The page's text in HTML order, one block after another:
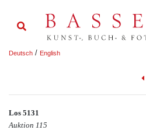
Deutsch / English
Los 5131
Auktion 115